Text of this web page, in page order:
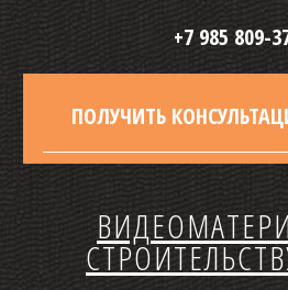
+7 985 809-
ПОЛУЧИТЬ